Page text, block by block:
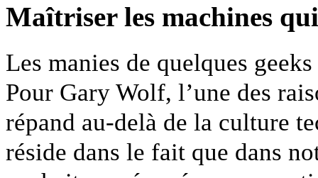
Maîtriser les machines
Les manies de quelques
Pour Gary Wolf, l’une des
répand au-delà de la culture
réside dans le fait que dans